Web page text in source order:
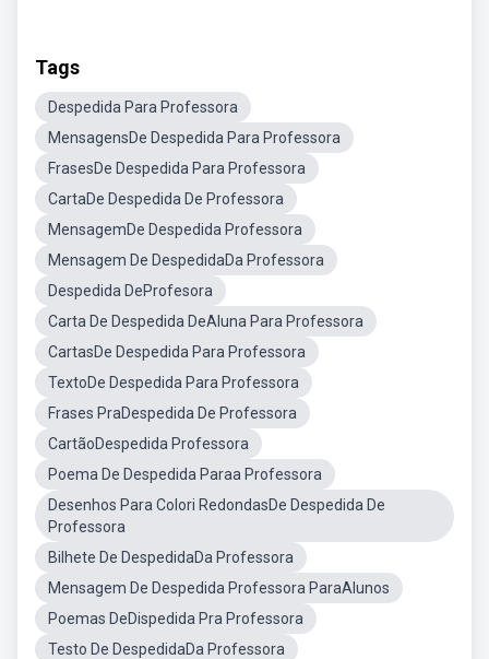
Tags
Despedida Para Professora
MensagensDe Despedida Para Professora
FrasesDe Despedida Para Professora
CartaDe Despedida De Professora
MensagemDe Despedida Professora
Mensagem De DespedidaDa Professora
Despedida DeProfesora
Carta De Despedida DeAluna Para Professora
CartasDe Despedida Para Professora
TextoDe Despedida Para Professora
Frases PraDespedida De Professora
CartãoDespedida Professora
Poema De Despedida Paraa Professora
Desenhos Para Colori RedondasDe Despedida De
Professora
Bilhete De DespedidaDa Professora
Mensagem De Despedida Professora ParaAlunos
Poemas DeDispedida Pra Professora
Testo De DespedidaDa Professora